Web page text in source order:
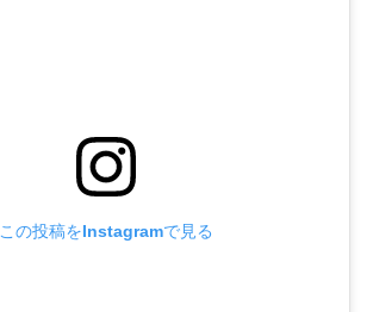
この投稿をInstagramで見る